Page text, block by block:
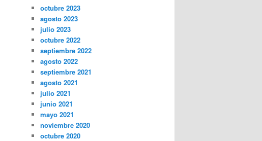
octubre 2023
agosto 2023
julio 2023
octubre 2022
septiembre 2022
agosto 2022
septiembre 2021
agosto 2021
julio 2021
junio 2021
mayo 2021
noviembre 2020
octubre 2020